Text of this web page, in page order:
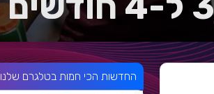
החדשות הכי חמות בטלגרם שלנו